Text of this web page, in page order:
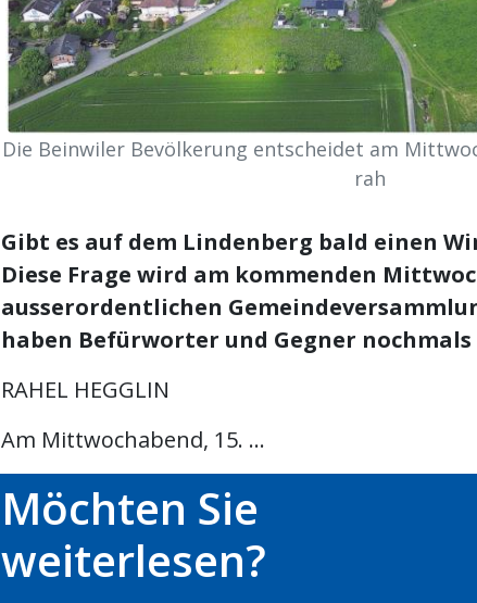
Die Beinwiler Bevölkerung entscheidet am
rah
Gibt es auf dem Lindenberg bald einen
Diese Frage wird am kommenden
ausserordentlichen
haben Befürworter und Gegner
RAHEL HEGGLIN
Am Mittwochabend, 15. ...
Möchten Sie
weiterlesen?